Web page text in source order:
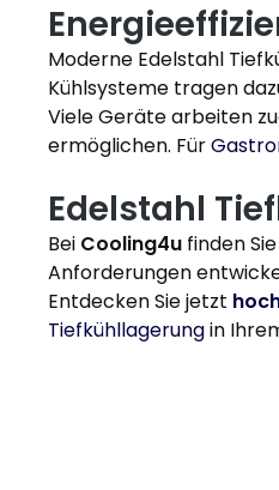
Moderne Edelstahl
Kühlsysteme tragen
Viele Geräte arbeiten
ermöglichen. Für
Edelstahl
Bei Cooling4u finden
Anforderungen
Entdecken Sie jetzt
Tiefkühllagerungin